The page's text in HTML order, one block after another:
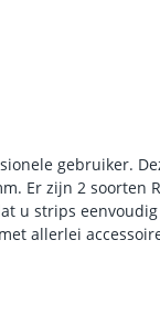
gebruiker.
Er zijn 2 soorten
u strips
allerlei